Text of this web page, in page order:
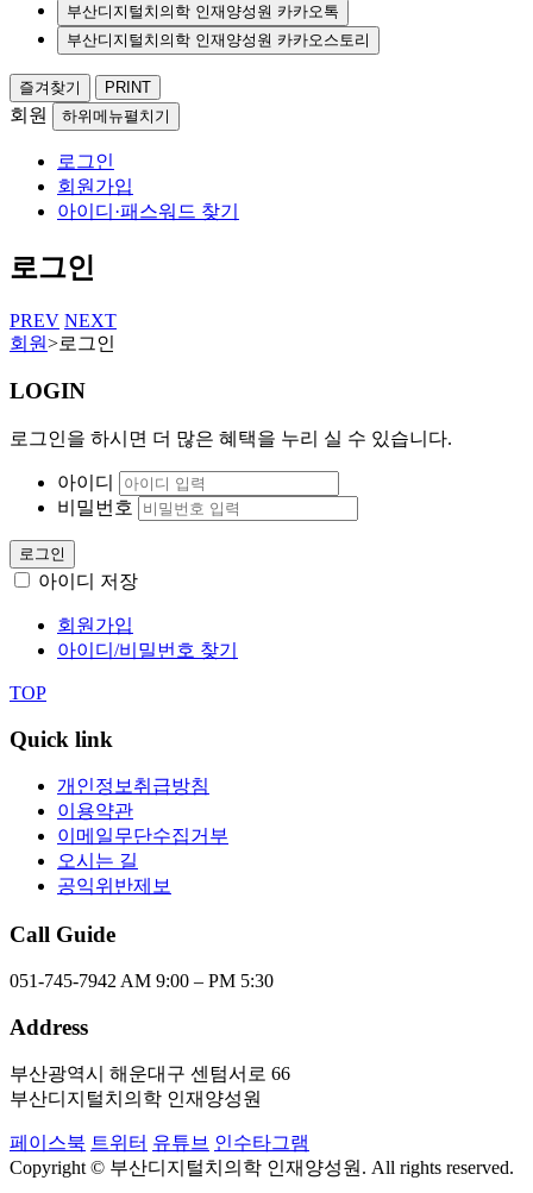
부산디지털치의학 인재양성원 카카오톡
부산디지털치의학 인재양성원 카카오스토리
즐겨찾기 PRINT
회원 하위메뉴펼치기
로그인
회원가입
아이디·패스워드 찾기
로그인
PREV NEXT
회원>로그인
LOGIN
로그인을 하시면 더 많은 혜택을 누리 실 수 있습니다.
아이디
비밀번호
로그인
아이디 저장
회원가입
아이디/비밀번호 찾기
TOP
Quick link
개인정보취급방침
이용약관
이메일무단수집거부
오시는 길
공익위반제보
Call Guide
051-745-7942 AM 9:00 – PM 5:30
Address
부산광역시 해운대구 센텀서로 66
부산디지털치의학 인재양성원
페이스북 트위터 유튜브 인수타그램
Copyright © 부산디지털치의학 인재양성원. All rights reserved.